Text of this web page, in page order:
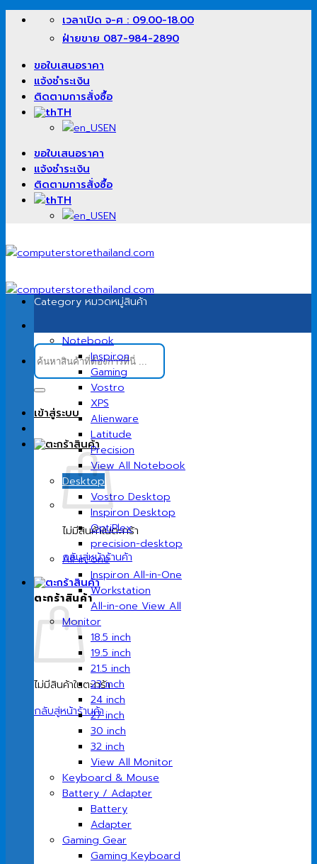
เนื้อหา
เวลาเปิด จ-ศ : 09.00-18.00
ฝ่ายขาย 087-984-2890
ขอใบเสนอราคา
แจ้งชำระเงิน
ติดตามการสั่งซื้อ
TH
EN
ขอใบเสนอราคา
แจ้งชำระเงิน
ติดตามการสั่งซื้อ
TH
EN
ค้นหา:
เข้าสู่ระบบ
ไม่มีสินค้าในตะกร้า
กลับสู่หน้าร้านค้า
ตะกร้าสินค้า
ไม่มีสินค้าในตะกร้า
กลับสู่หน้าร้านค้า
Category หมวดหมู่สินค้า
Notebook
Inspiron
Gaming
Vostro
XPS
Alienware
Latitude
Precision
View All Notebook
Desktop
Vostro Desktop
Inspiron Desktop
OptiPlex
precision-desktop
All-in-one
Inspiron All-in-One
Workstation
All-in-one View All
Monitor
18.5 inch
19.5 inch
21.5 inch
23 inch
24 inch
27 inch
30 inch
32 inch
View All Monitor
Keyboard & Mouse
Battery / Adapter
Battery
Adapter
Gaming Gear
Gaming Keyboard